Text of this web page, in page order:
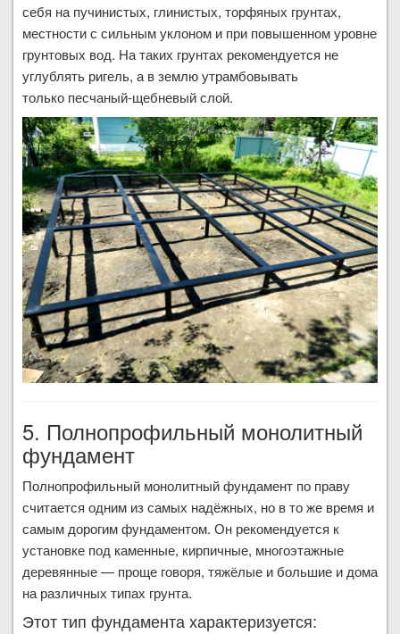
себя на пучинистых, глинистых, торфяных грунтах,
местности с сильным уклоном и при повышенном уровне
грунтовых вод. На таких грунтах рекомендуется не
углублять ригель, а в землю утрамбовывать
только песчаный-щебневый слой.
5. Полнопрофильный монолитный
фундамент
Полнопрофильный монолитный фундамент по праву
считается одним из самых надёжных, но в то же время и
самым дорогим фундаментом. Он рекомендуется к
установке под каменные, кирпичные, многоэтажные
деревянные — проще говоря, тяжёлые и большие и дома
на различных типах грунта.
Этот тип фундамента характеризуется: